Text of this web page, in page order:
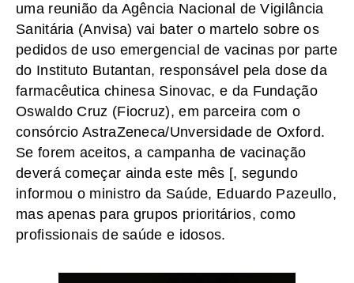
uma reunião da Agência Nacional de Vigilância
Sanitária (Anvisa) vai bater o martelo sobre os
pedidos de uso emergencial de vacinas por parte
do Instituto Butantan, responsável pela dose da
farmacêutica chinesa Sinovac, e da Fundação
Oswaldo Cruz (Fiocruz), em parceira com o
consórcio AstraZeneca/Unversidade de Oxford.
Se forem aceitos, a campanha de vacinação
deverá começar ainda este mês [, segundo
informou o ministro da Saúde, Eduardo Pazeullo,
mas apenas para grupos prioritários, como
profissionais de saúde e idosos.